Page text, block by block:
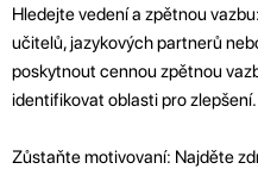
Hledejte vedení a zpětnou
učitelů, jazykových partnerů
poskytnout cennou zpětnou
identifikovat oblasti pro zlepšení.
Zůstaňte motivovaní: Najděte